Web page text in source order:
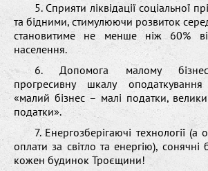
5. Сприяти ліквідації соціальної
та бідними, стимулюючи розвиток
становитиме не менше ніж 60%
населення.
6. Допомога малому
прогресивну шкалу
«малий бізнес – малі податки,
податки».
7. Енергозберігаючі технології
оплати за світло та енергію),
кожен будинок Троєщини!